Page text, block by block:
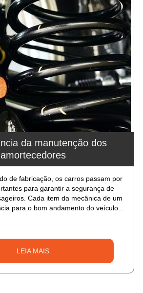
da manutenção dos
amortecedores
de fabricação, os carros passam por
para garantir a segurança de
Cada item da mecânica de um
para o bom andamento do veículo...
LEIA MAIS